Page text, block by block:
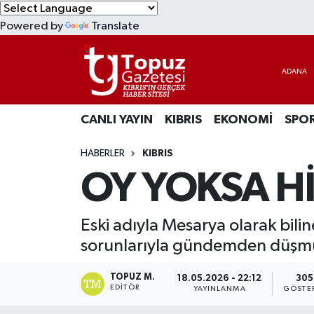
Powered by Translate
CANLI YAYIN KIBRIS EKONOMİ
HABERLER KIBRIS
OY YOKSA
Eski adıyla Mesarya olarak
sorunlarıyla gündemden
TOPUZ M.
EDITÖR
18.05.2026 - 22:12
YAYINLANMA
305
EKONOMİ
MAGAZİN
Lefkoşa Nöbetçi Eczaneler
Lefkoşa Hava Durumu
Lefkoşa Trafik Yoğunluk Haritası
Süper Lig Puan Durumu ve Fikstür
Tüm Manşetler
Son Dakika Haberleri